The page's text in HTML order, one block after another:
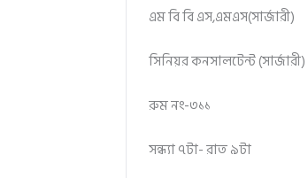
এম বি বি এস,এমএস(সার্জারী)
সিনিয়র কনসালটেন্ট (সার্জারী)
রুম নং-৩১১
সন্ধ্যা ৭টা- রাত ৯টা